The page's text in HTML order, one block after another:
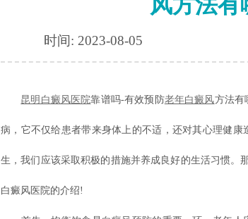
时间: 2023-08-05
昆明白癜风医院靠谱吗-有效预防老年白癜风方法有
病，它不仅给患者带来身体上的不适，还对其心理健
生，我们应该采取积极的措施并养成良好的生活习惯。
白癜风医院的介绍!